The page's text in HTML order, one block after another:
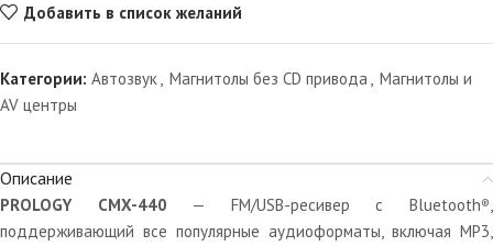
Добавить в список желаний
Категории: Автозвук, Магнитолы без CD привода , Магнитолы и
AV центры
Описание
PROLOGY CMX-440 — FM/USB-ресивер с Bluetooth®,
поддерживающий все популярные аудиоформаты, включая MP3,